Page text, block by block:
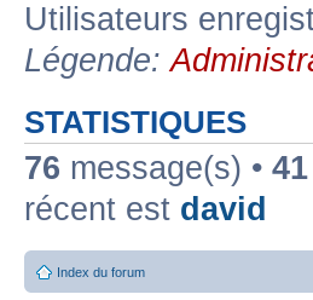
Utilisateurs
Légende:
STATISTIQUES
76 message(s) • 41
récent est david
Index du forum